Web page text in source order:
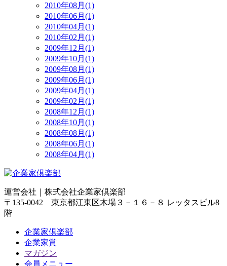
2010年08月(1)
2010年06月(1)
2010年04月(1)
2010年02月(1)
2009年12月(1)
2009年10月(1)
2009年08月(1)
2009年06月(1)
2009年04月(1)
2009年02月(1)
2008年12月(1)
2008年10月(1)
2008年08月(1)
2008年06月(1)
2008年04月(1)
運営会社｜ 株式会社企業家倶楽部
〒135-0042 東京都江東区木場３－１６－８ レッタスビル8
階
企業家倶楽部
企業家賞
マガジン
会員メニュー